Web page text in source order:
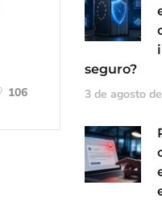
106
seguro?
3 de agosto